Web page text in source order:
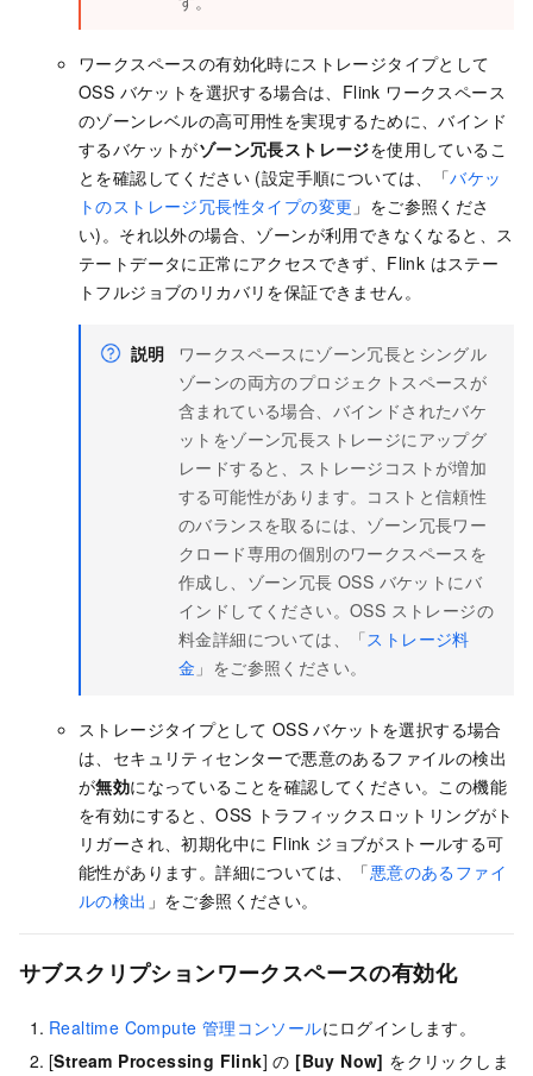
ワークスペースの有効化時にストレージタイプとして
OSS バケットを選択する場合は、Flink ワークスペース
のゾーンレベルの高可用性を実現するために、バインド
するバケットがゾーン冗長ストレージを使用しているこ
とを確認してください (設定手順については、「バケッ
トのストレージ冗長性タイプの変更 」をご参照くださ
い)。それ以外の場合、ゾーンが利用できなくなると、ス
テートデータに正常にアクセスできず、Flink はステー
トフルジョブのリカバリを保証できません。
説明
ワークスペースにゾーン冗長とシングル
ゾーンの両方のプロジェクトスペースが
含まれている場合、バインドされたバケ
ットをゾーン冗長ストレージにアップグ
レードすると、ストレージコストが増加
する可能性があります。コストと信頼性
のバランスを取るには、ゾーン冗長ワー
クロード専用の個別のワークスペースを
作成し、ゾーン冗長 OSS バケットにバ
インドしてください。OSS ストレージの
料金詳細については、「ストレージ料
金 」をご参照ください。
ストレージタイプとして OSS バケットを選択する場合
は、セキュリティセンターで悪意のあるファイルの検出
が無効になっていることを確認してください。この機能
を有効にすると、OSS トラフィックスロットリングがト
リガーされ、初期化中に Flink ジョブがストールする可
能性があります。詳細については、「悪意のあるファイ
ルの検出 」をご参照ください。
サブスクリプションワークスペースの有効化
Realtime Compute 管理コンソールにログインします。
[Stream Processing Flink] の [Buy Now] をクリックしま